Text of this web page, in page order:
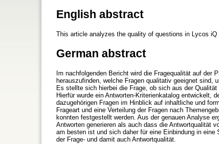
English abstract
This article analyzes the quality of questions in Lycos iQ
German abstract
Im nachfolgenden Bericht wird die Fragequalität auf
herauszufinden, welche Fragen qualitativ geeignet sind,
Es stellte sich hierbei die Frage, ob sich aus der
Hierfür wurde ein Antworten-Kriterienkatalog entwickelt,
dazugehörigen Fragen im Hinblick auf inhaltliche und
Frageart und eine Verteilung der Fragen nach
konnten festgestellt werden. Aus der genauen Analyse
Antworten generieren als auch dass die Antwortqualität
am besten ist und sich daher für eine Einbindung in
der Frage- und damit auch Antwortqualität.